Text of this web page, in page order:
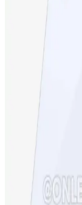
Samsung
Uygun Fiyatlı
Samsung Galaxy
şık tasarımıyla
kullanım ve
iPhone 15 Pro
Performans ve
iPhone 15 Pro,
özellikleriyle öne
standartlar
Samsung
Deneyimleri